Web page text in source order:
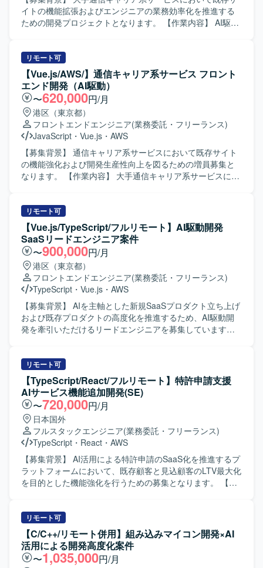
イトの機能拡張およびエンジニアの業務効率化を推進する
ための開発プロジェクトとなります。 【作業内容】 AI駆動
装、要件や依頼内容をプロンプトへ適切に落とし込み実装
へつなげる業務、アジャイル開発体制での継続的なサービ
ス改善、必要に応じた仕様整理および技術的な提案などを
行っていただきます。 【求める人物像】 AI支援ツールを積
極的に活用しながら開発を推進できる方、要望を適切に構
造化しプロンプト設計に落とし込める方、長期的なプロジ
ェクトにおいて自走してタスクを進められる方を求めてお
ります。 【ポジションの魅力】 AI駆動開発環境やGitHub
Copilotなどの最新ツールを活用しながら開発できる点が魅
力です。通信キャリア系サービスという大規模なサービス
に継続的に関わりながら、アジャイル体制のもとサービス
ースのシステムを中心に、GitHub CopilotやAWSを利用した
アジャイル（Scrum）開発体制となります。
リモート可
【Vue.js/AWS/】通信キャリア系サービス フロント
エンド開発（AI駆動）
〜620,000円/月
港区（東京都）
フロントエンドエンジニア(業務委託・フリーランス)
JavaScript ・ Vue.js ・ AWS
【募集背景】 通信キャリア系サービスにおいて既存サイト
の機能強化および開発生産性向上を図るための増員募集と
なります。 【作業内容】 大手通信キャリア系サービスにお
などのAI支援ツールを活用したAI駆動開発を行います。要件
や依頼内容をプロンプトへ構造化し実装へつなげるほか、
アジャイル開発体制の中で継続的なサービス改善、仕様整
理や技術的な提案、AI生成物のレビューおよび品質担保も
行っていただきます。 【求める人物像】 AI支援ツールを積
極的に活用しながら、自ら学習・改善していける方を求め
ています。アジャイルな開発スタイルに柔軟に対応でき、
関係者と円滑にコミュニケーションを取りながら主体的に
提案・推進いただける方が望ましいです。 【ポジションの
魅力】 AI駆動開発を前提とした環境で、最新のAI支援ツー
ルを活用しながらフロントエンド開発に携わることができ
験をさらに深めることができます。 【開発環境】 Vue.js /
AWS / GitHub Copilot / Scrum（アジャイル）
リモート可
【Vue.js/TypeScript/フルリモート】AI駆動開発
SaaSリードエンジニア案件
〜900,000円/月
港区（東京都）
フロントエンドエンジニア(業務委託・フリーランス)
TypeScript ・ Vue.js ・ AWS
【募集背景】 AIを主軸とした新規SaaSプロダクト立ち上げ
および既存プロダクトの高度化を推進するため、AI駆動開
発を牽引いただけるリードエンジニアを募集しています。
/ TypeScript）を中心に、バックエンド（Kotlin）まで横断し
た機能開発を実施します。 ・サービス仕様の設計および検
討を行い、要件の明確化から設計・実装・テストまで一貫
して対応します。 ・インシデントや障害発生時の監視、原
因調査および改善策の検討・実施を行います。 ・AIエージ
ェントを前提とした開発フローの実践・改善を行い、チー
ムへの浸透を図ります。 ・PO・エンジニア・QAからなる
開発チームと協働し、週次で成果物を確認しながら開発を
推進します。 ・所属チーム担当領域における他部署との連
携や技術的リードを担います。 【求める人物像】 SaaSプ
ロダクトにおいて、フロントエンドの設計から実装、チー
ら新しい技術スタックでも素早く立ち上げができる柔軟な
思考をお持ちの方を求めています。フロントエンド技術に
精通しつつ、AI駆動開発のプラクティスを実務の中で磨い
ていきたい方にマッチします。 【ポジションの魅力】 AIを
前提とした新規プロダクトを立ち上げ初期から手がけられ
リモート可
【TypeScript/React/フルリモート】特許申請支援
AIサービス機能追加開発(SE)
〜720,000円/月
日本国外
フルスタックエンジニア(業務委託・フリーランス)
TypeScript ・ React ・ AWS
【募集背景】 AI活用による特許申請のSaaS化を推進するプ
ラットフォームにおいて、既存顧客と見込顧客のLTV最大化
を目的とした機能強化を行うための募集となります。 【作
す。 SaaSシステムとして顧客ごとのデータが相互に混在・
流出しないよう配慮した設計や、安定稼働を前提とした高
品質な実装を行っていただきます。 AI駆動開発環境および
プロジェクト管理ツールを活用しながら、SEとして自走的
にタスクを推進いただきます。 【求める人物像】 AIコーデ
リモート可
【C/C++/リモート併用】組み込みマイコン開発×AI
活用による開発高度化案件
〜1,035,000円/月